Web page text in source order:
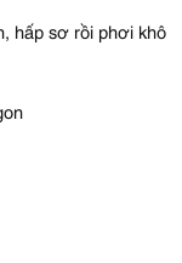
hấp sơ rồi phơi khô